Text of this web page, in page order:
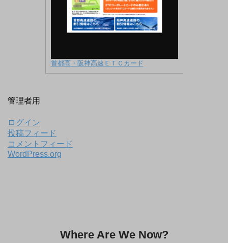
首都高・阪神高速ＥＴＣカード
管理者用
ログイン
投稿フィード
コメントフィード
WordPress.org
Where Are We Now?